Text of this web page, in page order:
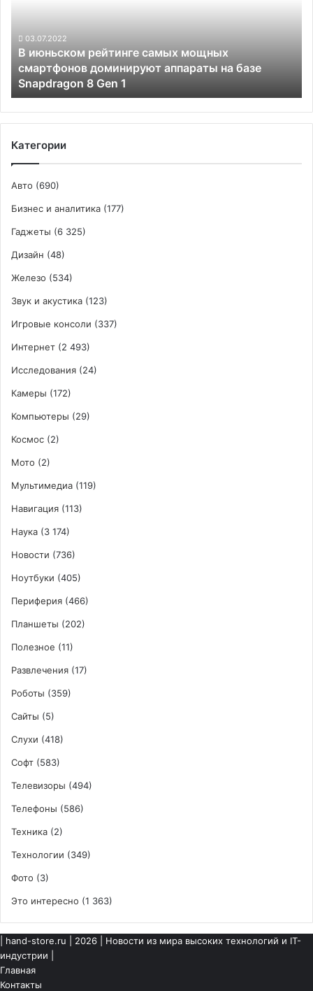
доминируют
аппараты
на
базе
Snapdragon
8
Gen
1
03.07.2022
В июньском рейтинге самых мощных
смартфонов доминируют аппараты на базе
Snapdragon 8 Gen 1
Категории
Авто (690)
Бизнес и аналитика (177)
Гаджеты (6 325)
Дизайн (48)
Железо (534)
Звук и акустика (123)
Игровые консоли (337)
Интернет (2 493)
Исследования (24)
Камеры (172)
Компьютеры (29)
Космос (2)
Мото (2)
Мультимедиа (119)
Навигация (113)
Наука (3 174)
Новости (736)
Ноутбуки (405)
Периферия (466)
Планшеты (202)
Полезное (11)
Развлечения (17)
Роботы (359)
Сайты (5)
Слухи (418)
Софт (583)
Телевизоры (494)
Телефоны (586)
Техника (2)
Технологии (349)
Фото (3)
Это интересно (1 363)
hand-store.ru | 2026 | Новости из мира высоких технологий и IT-
индустрии |
Главная
Контакты